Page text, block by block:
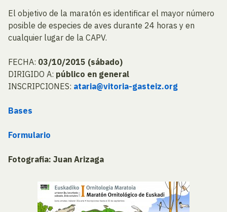
El objetivo de la maratón es identificar el mayor número
posible de especies de aves durante 24 horas y en
cualquier lugar de la CAPV.
FECHA: 03/10/2015 (sábado)
DIRIGIDO A: público en general
INSCRIPCIONES: ataria@vitoria-gasteiz.org
Bases
Formulario
Fotografia: Juan Arizaga